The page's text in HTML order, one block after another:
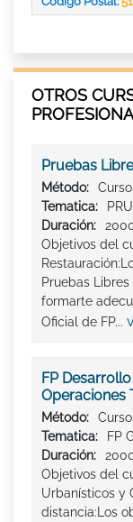
OTROS
Pruebas
Método:
Tematica:
Duración:
Objetivos del
Pruebas
formarte
Oficial de FP...
FP
Operaciones
Método:
Tematica:
FP
Duración:
Objetivos del
Urbanísticos y
distancia:Los